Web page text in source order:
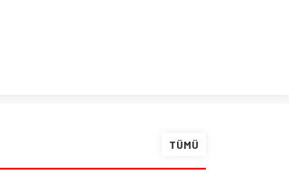
TÜMÜ